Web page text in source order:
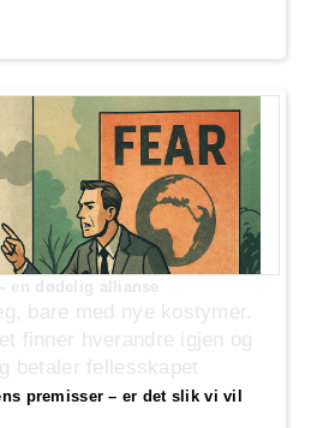
en dødelig allianse
bare med nye kostymer.
finner hverandre igjen og
betaler fellesskapet
premisser – er det slik vi vil